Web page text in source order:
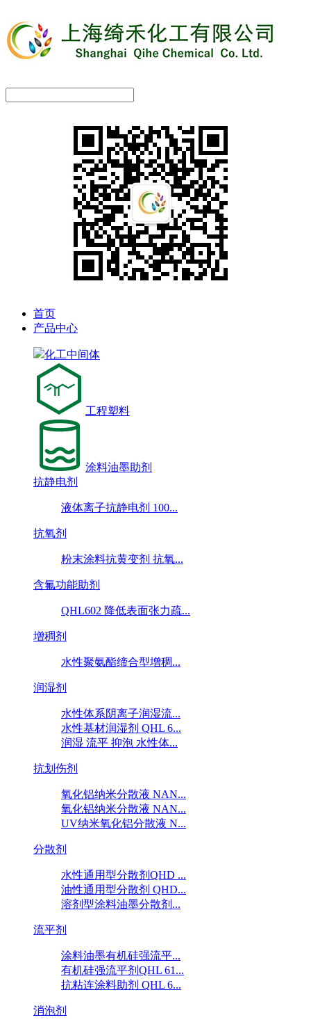
首页
产品中心
化工中间体
工程塑料
涂料油墨助剂
抗静电剂
液体离子抗静电剂 100...
抗氧剂
粉末涂料抗黄变剂 抗氧...
含氟功能助剂
QHL602 降低表面张力疏...
增稠剂
水性聚氨酯缔合型增稠...
润湿剂
水性体系阴离子润湿流...
水性基材润湿剂 QHL 6...
润湿 流平 抑泡 水性体...
抗划伤剂
氧化铝纳米分散液 NAN...
氧化铝纳米分散液 NAN...
UV纳米氧化铝分散液 N...
分散剂
水性通用型分散剂QHD ...
油性通用型分散剂 QHD...
溶剂型涂料油墨分散剂...
流平剂
涂料油墨有机硅强流平...
有机硅强流平剂QHL 61...
抗粘连涂料助剂 QHL 6...
消泡剂